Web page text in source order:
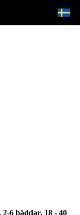
6 bäddar. 18 - 40